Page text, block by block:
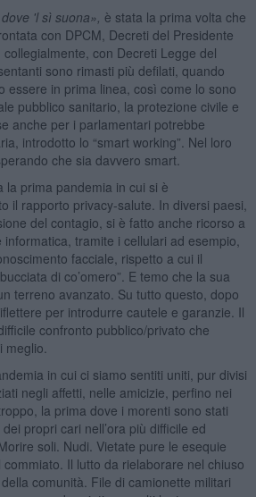
'l sì suona», è stata la prima volta che
con DPCM, Decreti del Presidente
con Decreti Legge del
sono rimasti più defilati, quando
essere in prima linea, così come lo sono
pubblico sanitario, la protezione civile e
anche per i parlamentari potrebbe
introdotto lo “smart working”. Nel loro
che sia davvero smart.
la prima pandemia in cui si è
il rapporto privacy-salute. In diversi paesi,
del contagio, si è fatto anche ricorso a
tramite i cellulari ad esempio,
facciale, rispetto a cui il
di co’omero”. E temo che la sua
terreno avanzato. Su tutto questo, dopo
per introdurre cautele e garanzie. Il
confronto pubblico/privato che
in cui ci siamo sentiti uniti, pur divisi
negli affetti, nelle amicizie, perfino nei
la prima dove i morenti sono stati
propri cari nell’ora più difficile ed
soli. Nudi. Vietate pure le esequie
Il lutto da rielaborare nel chiuso
comunità. File di camionette militari